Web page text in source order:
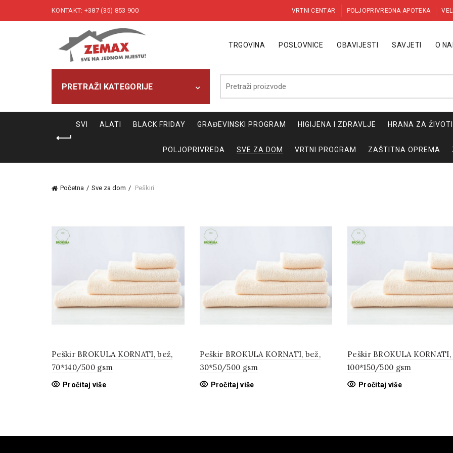
KONTAKT: +387 (35) 853 900 VRTNI CENTAR POLJOPRIVREDNA APOTEKA
TRGOVINA POSLOVNICE OBAVIJESTI SAVJETI O
PRETRAŽI KATEGORIJE
SVI ALATI BLACK FRIDAY GRAĐEVINSKI PROGRAM HIGIJENA I ZDRAVLJE HRANA ZA
POLJOPRIVREDA SVE ZA DOM VRTNI PROGRAM ZAŠTITNA OPREMA
Početna Sve za dom Peškiri
Peškir BROKULA KORNATI, bež,
70*140/500 gsm
Pročitaj više
Peškir BROKULA KORNATI, bež,
30*50/500 gsm
Pročitaj više
Peškir BROKULA KORNATI,
100*150/500 gsm
Pročitaj više